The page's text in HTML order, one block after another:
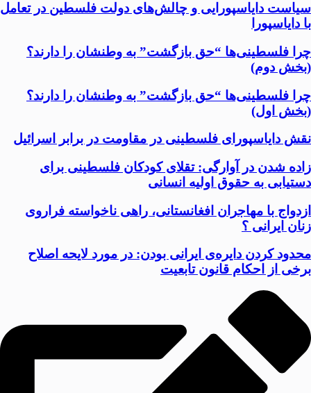
سیاست دایاسپورایی و چالش‌های دولت فلسطین در تعامل
با دایاسپورا
چرا فلسطینی‌ها “حق بازگشت” به وطنشان‌ را دارند؟
(بخش دوم)
چرا فلسطینی‌ها “حق بازگشت” به وطنشان‌ را دارند؟
(بخش اول)
نقش دایاسپورای فلسطینی در مقاومت در برابر اسرائیل
زاده شدن در آوارگی: تقلای کودکان فلسطینی برای
دستیابی به حقوق اولیه انسانی
ازدواج با مهاجران افغانستانی، راهی ناخواسته فراروی
زنان ایرانی ؟
محدود کردن دایره‌ی ایرانی بودن: در مورد لایحه اصلاح
برخی از احکام قانون تابعیت